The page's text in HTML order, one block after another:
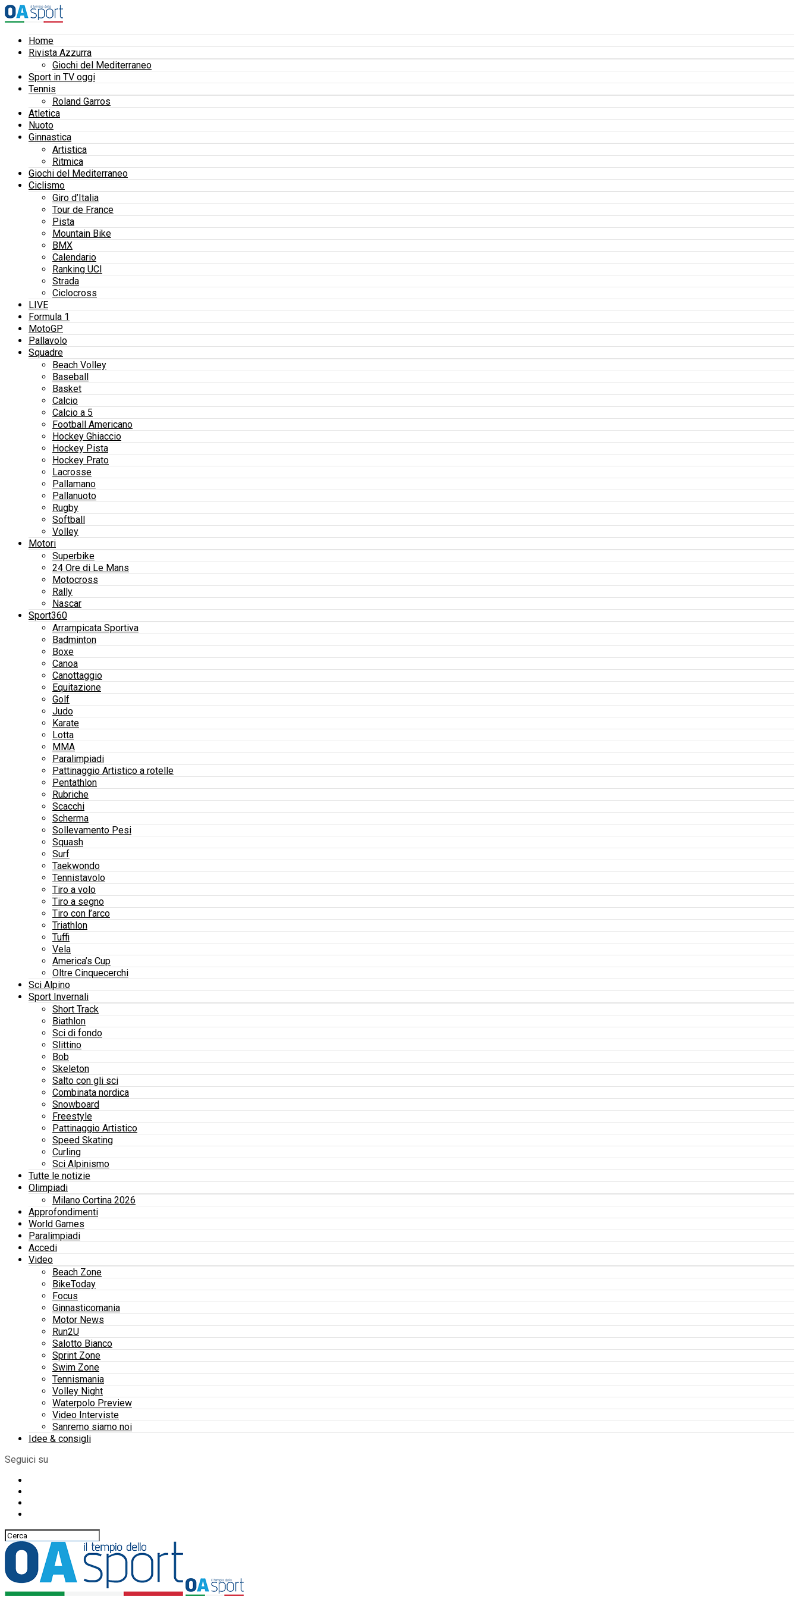
Home
Rivista Azzurra
Giochi del Mediterraneo
Sport in TV oggi
Tennis
Roland Garros
Atletica
Nuoto
Ginnastica
Artistica
Ritmica
Giochi del Mediterraneo
Ciclismo
Giro d’Italia
Tour de France
Pista
Mountain Bike
BMX
Calendario
Ranking UCI
Strada
Ciclocross
LIVE
Formula 1
MotoGP
Pallavolo
Squadre
Beach Volley
Baseball
Basket
Calcio
Calcio a 5
Football Americano
Hockey Ghiaccio
Hockey Pista
Hockey Prato
Lacrosse
Pallamano
Pallanuoto
Rugby
Softball
Volley
Motori
Superbike
24 Ore di Le Mans
Motocross
Rally
Nascar
Sport360
Arrampicata Sportiva
Badminton
Boxe
Canoa
Canottaggio
Equitazione
Golf
Judo
Karate
Lotta
MMA
Paralimpiadi
Pattinaggio Artistico a rotelle
Pentathlon
Rubriche
Scacchi
Scherma
Sollevamento Pesi
Squash
Surf
Taekwondo
Tennistavolo
Tiro a volo
Tiro a segno
Tiro con l’arco
Triathlon
Tuffi
Vela
America’s Cup
Oltre Cinquecerchi
Sci Alpino
Sport Invernali
Short Track
Biathlon
Sci di fondo
Slittino
Bob
Skeleton
Salto con gli sci
Combinata nordica
Snowboard
Freestyle
Pattinaggio Artistico
Speed Skating
Curling
Sci Alpinismo
Tutte le notizie
Olimpiadi
Milano Cortina 2026
Approfondimenti
World Games
Paralimpiadi
Accedi
Video
Beach Zone
BikeToday
Focus
Ginnasticomania
Motor News
Run2U
Salotto Bianco
Sprint Zone
Swim Zone
Tennismania
Volley Night
Waterpolo Preview
Video Interviste
Sanremo siamo noi
Idee & consigli
Seguici su